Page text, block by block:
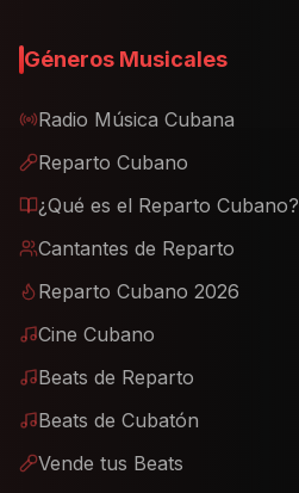
Géneros Musicales
Radio Música Cubana
Reparto Cubano
¿Qué es el Reparto Cubano?
Cantantes de Reparto
Reparto Cubano 2026
Cine Cubano
Beats de Reparto
Beats de Cubatón
Vende tus Beats